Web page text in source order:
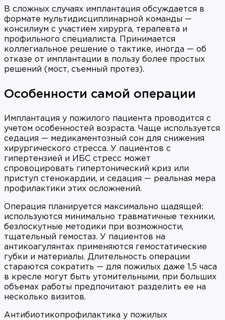
В сложных случаях имплантация обсуждается в
формате мультидисциплинарной команды —
консилиум с участием хирурга, терапевта и
профильного специалиста. Принимается
коллегиальное решение о тактике, иногда — об
отказе от имплантации в пользу более простых
решений (мост, съемный протез).
Особенности самой операции
Имплантация у пожилого пациента проводится с
учетом особенностей возраста. Чаще используется
седация — медикаментозный сон для снижения
хирургического стресса. У пациентов с
гипертензией и ИБС стресс может
спровоцировать гипертонический криз или
приступ стенокардии, и седация — реальная мера
профилактики этих осложнений.
Операция планируется максимально щадящей:
используются минимально травматичные техники,
безлоскутные методики при возможности,
тщательный гемостаз. У пациентов на
антикоагулянтах применяются гемостатические
губки и материалы. Длительность операции
стараются сократить — для пожилых даже 1,5 часа
в кресле могут быть утомительными, при больших
объемах работы предпочитают разделить ее на
несколько визитов.
Антибиотикопрофилактика у пожилых